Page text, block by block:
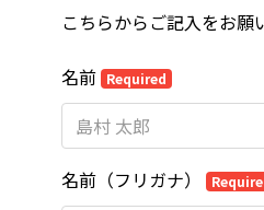
こちらからご記入をお願
名前 Required
名前（フリガナ）